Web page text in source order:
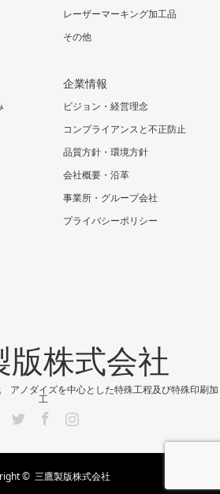
レーザーマーキング加工品
その他
企業情報
ビジョン・経営理念
コンプライアンスと不正防止
品質方針・環境方針
会社概要・沿革
事業所・グループ会社
プライバシーポリシー
版株式会社
アノダイズを中心とした特殊工程及び特殊印刷加
工
© 三鷹製版株式会社